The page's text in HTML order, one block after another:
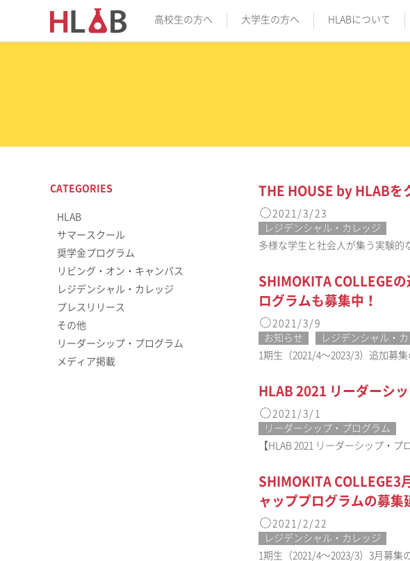
高校生の方へ 大学生の方へ HLABについて
THE HOUSE by HLABを
2021/3/23
レジデンシャル・カレッジ
多様な学生と社会人が集う実験的
SHIMOKITA COLLEGE
ログラムも募集中！
2021/3/9
お知らせ
レジデンシャル・
1期生（2021/4〜2023/3）追加募
HLAB 2021 リーダーシ
2021/3/1
リーダーシップ・プログラム
【HLAB 2021 リーダーシップ・
SHIMOKITA COLLEGE3
ャッププログラムの募集
2021/2/22
レジデンシャル・カレッジ
1期生（2021/4〜2023/3）3月募集
CATEGORIES
HLAB
サマースクール
奨学金プログラム
リビング・オン・キャンパス
レジデンシャル・カレッジ
プレスリリース
その他
リーダーシップ・プログラム
メディア掲載